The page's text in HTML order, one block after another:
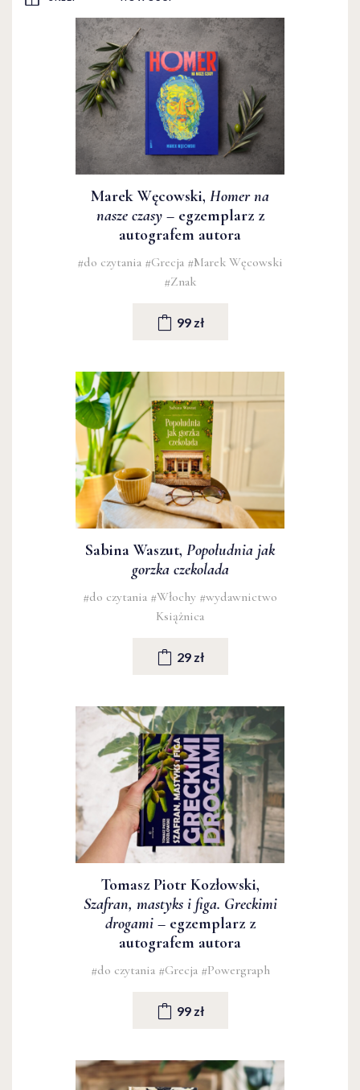
Marek Węcowski, Homer na
nasze czasy– egzemplarz z
autografem autora
#do czytania #Grecja #Marek Węcowski
#Znak
99 zł
Sabina Waszut, Popołudnia jak
gorzka czekolada
#do czytania #Włochy #wydawnictwo
Książnica
29 zł
Tomasz Piotr Kozłowski,
Szafran, mastyks i figa. Greckimi
drogami– egzemplarz z
autografem autora
#do czytania #Grecja #Powergraph
99 zł